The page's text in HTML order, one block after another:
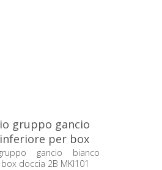
gruppo gancio
per box
2B MKI101
gancio bianco
doccia 2B MKI101